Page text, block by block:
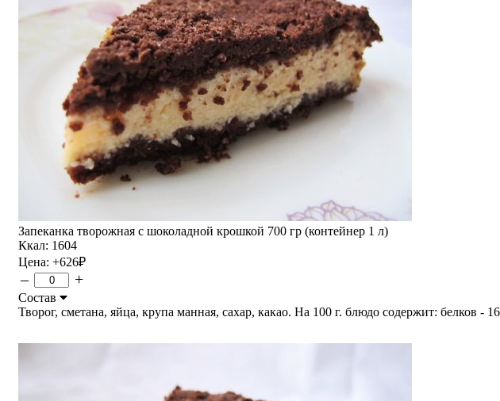
Запеканка творожная с шоколадной крошкой 700 гр (контейнер 1 л)
Ккал: 1604
Цена: +626₽
– +
Состав
Творог, сметана, яйца, крупа манная, сахар, какао. На 100 г. блюдо содержит: белков -